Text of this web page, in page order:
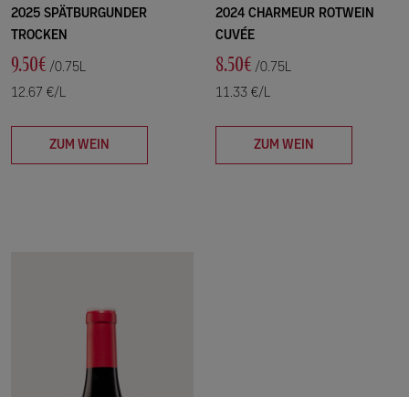
2025 SPÄTBURGUNDER
TROCKEN
9.50€ /0.75L
12.67 €/L
ZUM WEIN
2024 CHARMEUR ROTWEIN
CUVÉE
8.50€ /0.75L
11.33 €/L
ZUM WEIN